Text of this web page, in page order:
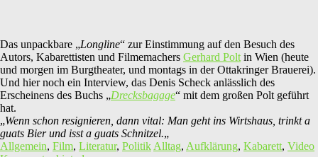
Das unpackbare „Longline“ zur Einstimmung auf den Besuch des
Autors, Kabarettisten und Filmemachers Gerhard Polt in Wien (heute
und morgen im Burgtheater, und montags in der Ottakringer Brauerei).
Und hier noch ein Interview, das Denis Scheck anlässlich des
Erscheinens des Buchs „Drecksbagage“ mit dem großen Polt geführt
hat.
„Wenn schon resignieren, dann vital: Man geht ins Wirtshaus, trinkt a
guats Bier und isst a guats Schnitzel.„
Allgemein, Film, Literatur, Politik Alltag, Aufklärung, Kabarett, Video